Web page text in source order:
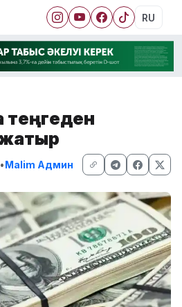
RU
теңгеден
•Malim Админ